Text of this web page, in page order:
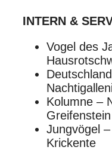
INTERN &
Vogel des
Kolumne –
Greifenstein
Jungvögel
Krickente